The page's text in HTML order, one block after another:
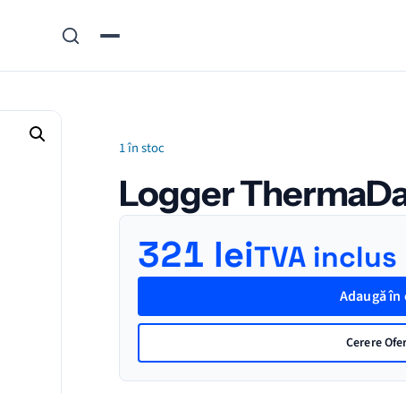
Logger
1 în stoc
321 leiTVA inclus
Adaugă în
Cerere